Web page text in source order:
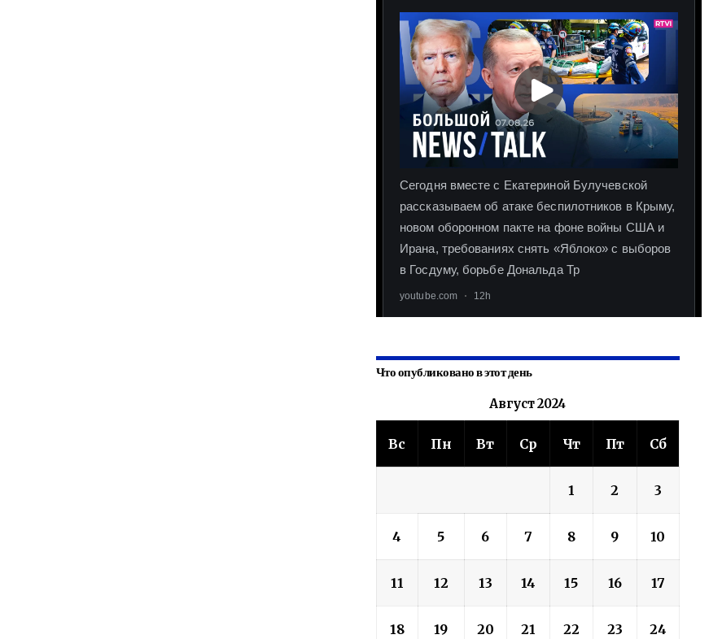
Что опубликовано в этот день
Август 2024
Вс Пн Вт Ср Чт Пт Сб
1 2 3
4 5 6 7 8 9 10
11 12 13 14 15 16 17
18 19 20 21 22 23 24